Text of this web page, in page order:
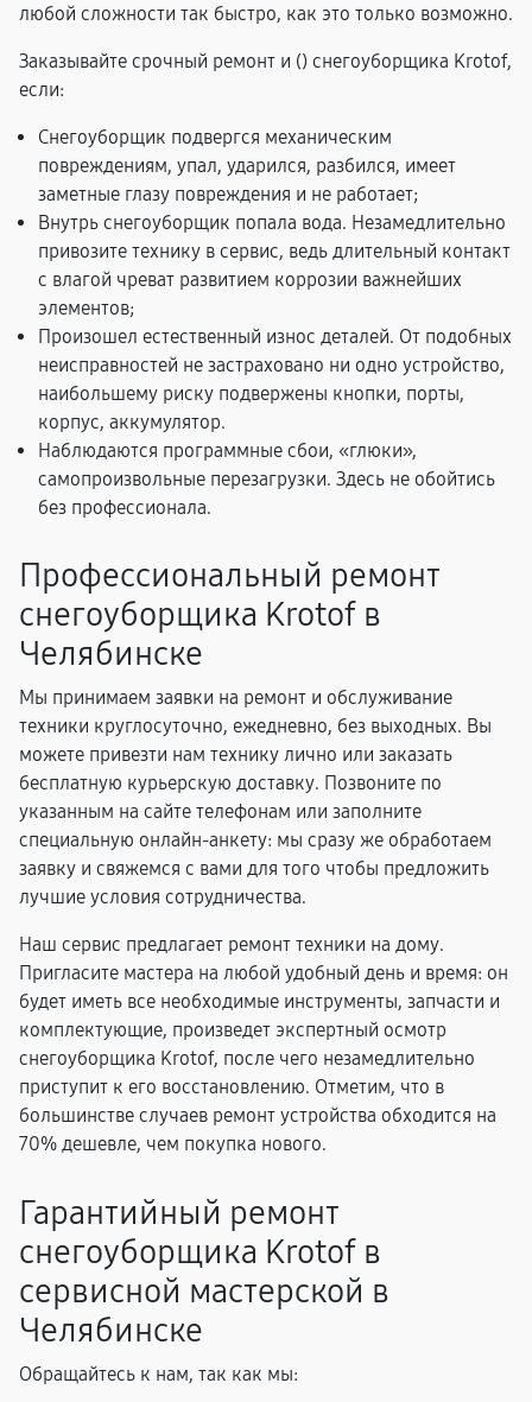
любой сложности так быстро, как это только возможно.
Заказывайте срочный ремонт и () снегоуборщика Krotof,
если:
Снегоуборщик подвергся механическим
повреждениям, упал, ударился, разбился, имеет
заметные глазу повреждения и не работает;
Внутрь снегоуборщик попала вода. Незамедлительно
привозите технику в сервис, ведь длительный контакт
с влагой чреват развитием коррозии важнейших
элементов;
Произошел естественный износ деталей. От подобных
неисправностей не застраховано ни одно устройство,
наибольшему риску подвержены кнопки, порты,
корпус, аккумулятор.
Наблюдаются программные сбои, «глюки»,
самопроизвольные перезагрузки. Здесь не обойтись
без профессионала.
Профессиональный ремонт
снегоуборщика Krotof в
Челябинске
Мы принимаем заявки на ремонт и обслуживание
техники круглосуточно, ежедневно, без выходных. Вы
можете привезти нам технику лично или заказать
бесплатную курьерскую доставку. Позвоните по
указанным на сайте телефонам или заполните
специальную онлайн-анкету: мы сразу же обработаем
заявку и свяжемся с вами для того чтобы предложить
лучшие условия сотрудничества.
Наш сервис предлагает ремонт техники на дому.
Пригласите мастера на любой удобный день и время: он
будет иметь все необходимые инструменты, запчасти и
комплектующие, произведет экспертный осмотр
снегоуборщика Krotof, после чего незамедлительно
приступит к его восстановлению. Отметим, что в
большинстве случаев ремонт устройства обходится на
70% дешевле, чем покупка нового.
Гарантийный ремонт
снегоуборщика Krotof в
сервисной мастерской в
Челябинске
Обращайтесь к нам, так как мы: